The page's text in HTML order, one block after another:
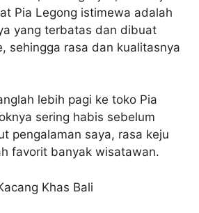
Pia Legong istimewa adalah
yang terbatas dan dibuat
sehingga rasa dan kualitasnya
lebih pagi ke toko Pia
sering habis sebelum
pengalaman saya, rasa keju
favorit banyak wisatawan.
Khas Bali